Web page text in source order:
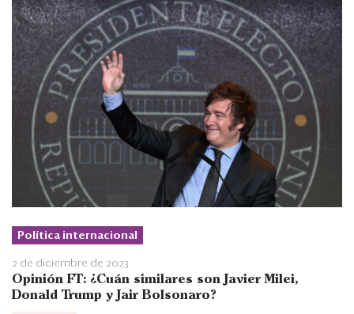
Política internacional
2 de diciembre de 2023
Opinión FT: ¿Cuán similares son Javier Milei,
Donald Trump y Jair Bolsonaro?